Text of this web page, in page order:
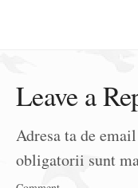
Leave a
Adresa ta de
obligatorii sunt